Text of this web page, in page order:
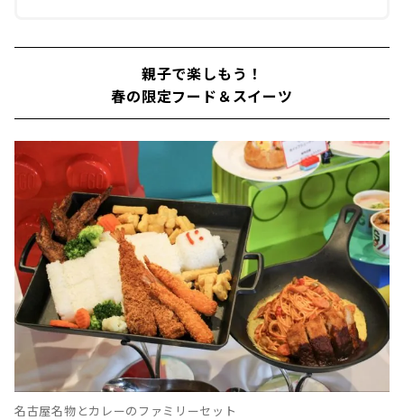
親子で楽しもう！
春の限定フード＆スイーツ
名古屋名物とカレーのファミリーセット